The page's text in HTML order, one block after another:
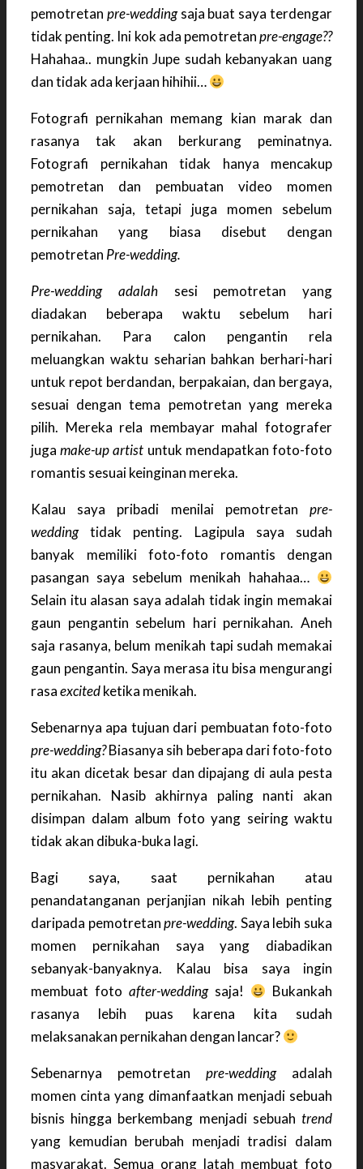
pemotretan pre-weddingsaja buat saya terdengar
tidak penting. Ini kok ada pemotretanpre-engage??
Hahahaa.. mungkin Jupe sudah kebanyakan uang
dan tidak ada kerjaan hihihii…
Fotografi pernikahan memang kian marak dan
rasanya tak akan berkurang peminatnya.
Fotografi pernikahan tidak hanya mencakup
pemotretan dan pembuatan video momen
pernikahan saja, tetapi juga momen sebelum
pernikahan yang biasa disebut dengan
pemotretan Pre-wedding.
Pre-wedding adalah sesi pemotretan yang
diadakan beberapa waktu sebelum hari
pernikahan. Para calon pengantin rela
meluangkan waktu seharian bahkan berhari-hari
untuk repot berdandan, berpakaian, dan bergaya,
sesuai dengan tema pemotretan yang mereka
pilih. Mereka rela membayar mahal fotografer
jugamake-up artist untuk mendapatkan foto-foto
romantis sesuai keinginan mereka.
Kalau saya pribadi menilai pemotretan pre-
weddingtidak penting. Lagipula saya sudah
banyak memiliki foto-foto romantis dengan
pasangan saya sebelum menikah hahahaa…
Selain itu alasan saya adalah tidak ingin memakai
gaun pengantin sebelum hari pernikahan. Aneh
saja rasanya, belum menikah tapi sudah memakai
gaun pengantin. Saya merasa itu bisa mengurangi
rasaexcitedketika menikah.
Sebenarnya apa tujuan dari pembuatan foto-foto
pre-wedding?Biasanya sih beberapa dari foto-foto
itu akan dicetak besar dan dipajang di aula pesta
pernikahan. Nasib akhirnya paling nanti akan
disimpan dalam album foto yang seiring waktu
tidak akan dibuka-buka lagi.
Bagi saya, saat pernikahan atau
penandatanganan perjanjian nikah lebih penting
daripada pemotretanpre-wedding. Saya lebih suka
momen pernikahan saya yang diabadikan
sebanyak-banyaknya. Kalau bisa saya ingin
membuat foto after-weddingsaja!
Bukankah
rasanya lebih puas karena kita sudah
melaksanakan pernikahan dengan lancar?
Sebenarnya pemotretan pre-weddingadalah
momen cinta yang dimanfaatkan menjadi sebuah
bisnis hingga berkembang menjadi sebuah trend
yang kemudian berubah menjadi tradisi dalam
masyarakat. Semua orang latah membuat foto